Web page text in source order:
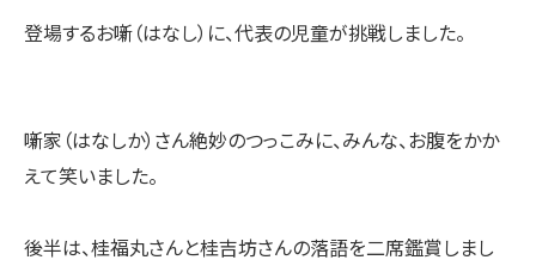
登場するお噺（はなし）に、代表の児童が挑戦しました。
噺家（はなしか）さん絶妙のつっこみに、みんな、お腹をかか
えて笑いました。
後半は、桂福丸さんと桂吉坊さんの落語を二席鑑賞しまし